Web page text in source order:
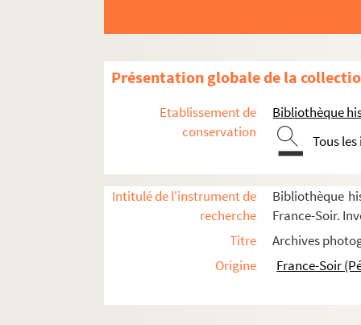
Présentation globale de la
Etablissement de
conservation
Bibliothèque
Tous
Intitulé de l'instrument de
recherche
Bibliothèque
France-Soir.
Titre
Archives
Origine
France-Soir
8-FSE-000614. Nicoud, Gérard
FSE-006369. Norodom Sihanouk,
FSD-001163. Ortega, Daniel
FSC-002091. Pantel, Monique
FSE-006370. Palme, Olof
FSE-006372 : 8-FSC-000166. Papin,
8-FSE-000610. Pasqua, Charles
8-FSC-000167. Pei, Ieoh Ming